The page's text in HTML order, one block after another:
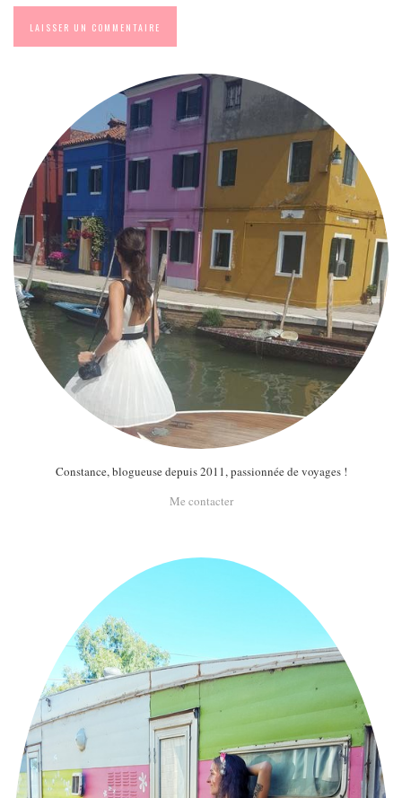
Constance, blogueuse depuis 2011, passionnée de voyages !
Me contacter